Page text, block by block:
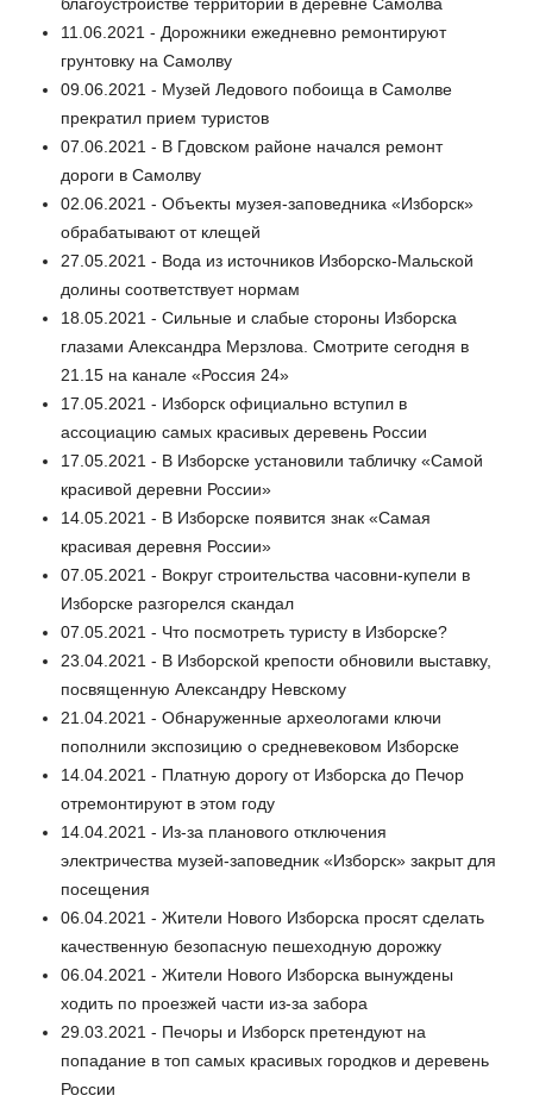
благоустройстве территории в деревне Самолва
11.06.2021 - Дорожники ежедневно ремонтируют
грунтовку на Самолву
09.06.2021 - Музей Ледового побоища в Самолве
прекратил прием туристов
07.06.2021 - В Гдовском районе начался ремонт
дороги в Самолву
02.06.2021 - Объекты музея-заповедника «Изборск»
обрабатывают от клещей
27.05.2021 - Вода из источников Изборско-Мальской
долины соответствует нормам
18.05.2021 - Сильные и слабые стороны Изборска
глазами Александра Мерзлова. Смотрите сегодня в
21.15 на канале «Россия 24»
17.05.2021 - Изборск официально вступил в
ассоциацию самых красивых деревень России
17.05.2021 - В Изборске установили табличку «Самой
красивой деревни России»
14.05.2021 - В Изборске появится знак «Самая
красивая деревня России»
07.05.2021 - Вокруг строительства часовни-купели в
Изборске разгорелся скандал
07.05.2021 - Что посмотреть туристу в Изборске?
23.04.2021 - В Изборской крепости обновили выставку,
посвященную Александру Невскому
21.04.2021 - Обнаруженные археологами ключи
пополнили экспозицию о средневековом Изборске
14.04.2021 - Платную дорогу от Изборска до Печор
отремонтируют в этом году
14.04.2021 - Из-за планового отключения
электричества музей-заповедник «Изборск» закрыт для
посещения
06.04.2021 - Жители Нового Изборска просят сделать
качественную безопасную пешеходную дорожку
06.04.2021 - Жители Нового Изборска вынуждены
ходить по проезжей части из-за забора
29.03.2021 - Печоры и Изборск претендуют на
попадание в топ самых красивых городков и деревень
России